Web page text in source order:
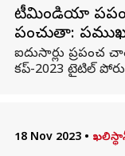
టీమిండియా ప్రపంచ
పంచుతా:
ఐదుసార్లు
కప్-2023 టైటిల్‌
18 Nov 2023 •